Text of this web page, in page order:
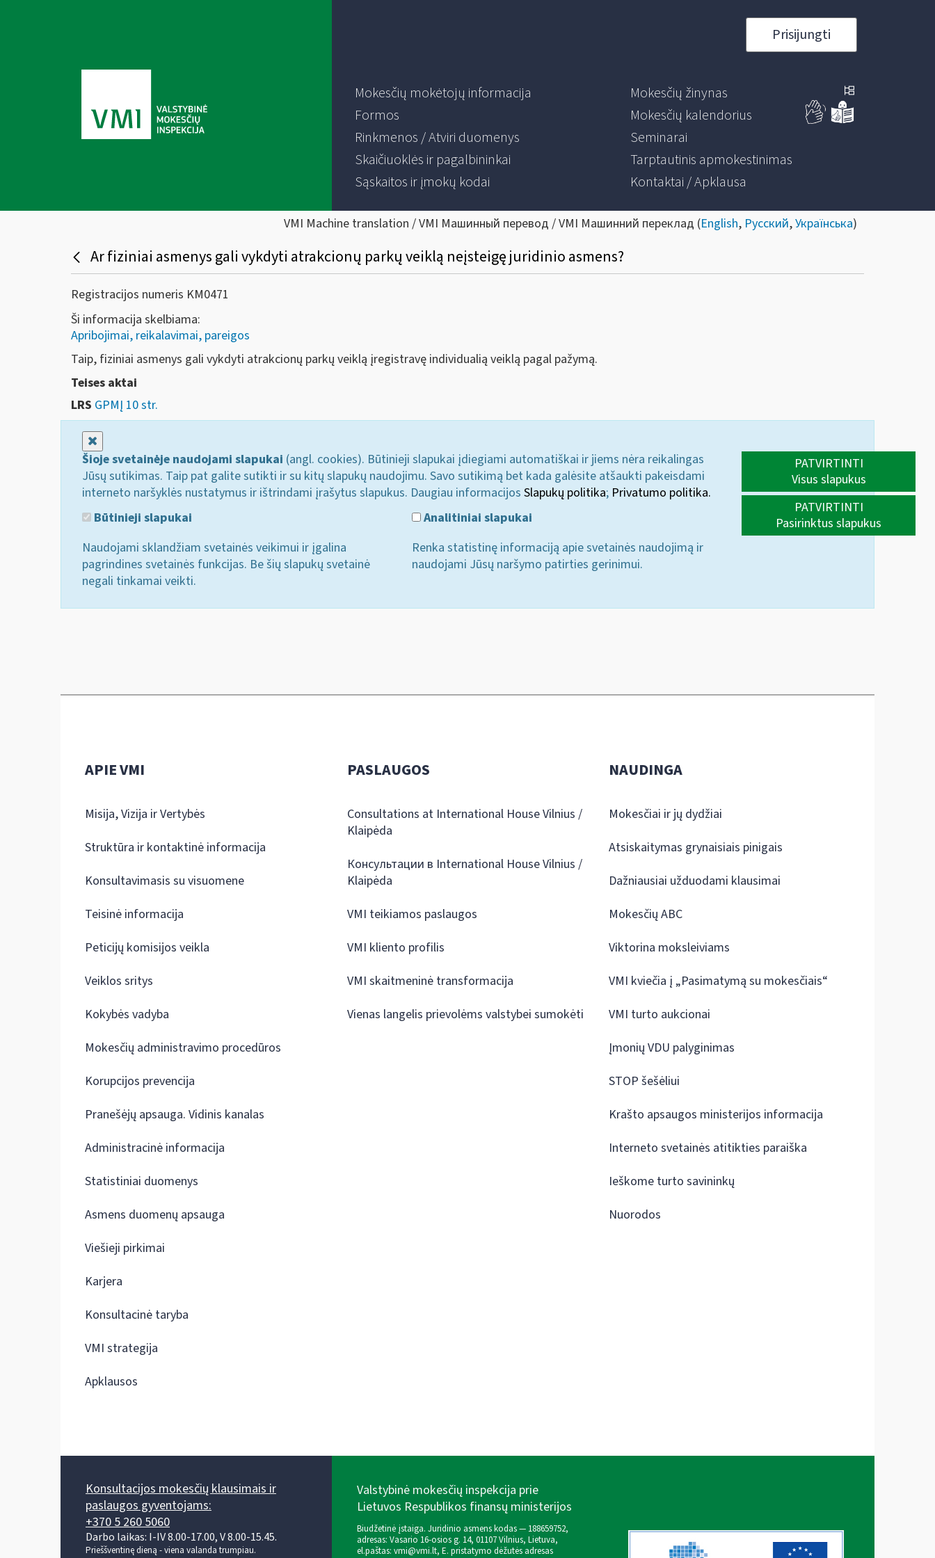
Prisijungti
Mokesčių mokėtojų informacija
Formos
Rinkmenos / Atviri duomenys
Skaičiuoklės ir pagalbininkai
Sąskaitos ir įmokų kodai
Mokesčių žinynas
Mokesčių kalendorius
Seminarai
Tarptautinis apmokestinimas
Kontaktai / Apklausa
VMI Machine translation / VMI Машинный перевод / VMI Машинний переклад (English, Русский,Українська)
Ar fiziniai asmenys gali vykdyti atrakcionų parkų veiklą neįsteigę juridinio asmens?
Registracijos numeris KM0471
Ši informacija skelbiama:
Apribojimai, reikalavimai, pareigos
Taip, fiziniai asmenys gali vykdyti atrakcionų parkų veiklą įregistravę individualią veiklą pagal pažymą.
Teises aktai
LRS GPMĮ 10 str.
Šioje svetainėje naudojami slapukai (angl. cookies). Būtinieji slapukai įdiegiami automatiškai ir jiems nėra reikalingas
Jūsų sutikimas. Taip pat galite sutikti ir su kitų slapukų naudojimu. Savo sutikimą bet kada galėsite atšaukti pakeisdami
interneto naršyklės nustatymus ir ištrindami įrašytus slapukus. Daugiau informacijos Slapukų politika; Privatumo politika.
Būtinieji slapukai
Naudojami sklandžiam svetainės veikimui ir įgalina
pagrindines svetainės funkcijas. Be šių slapukų svetainė
negali tinkamai veikti.
Analitiniai slapukai
Renka statistinę informaciją apie svetainės naudojimą ir
naudojami Jūsų naršymo patirties gerinimui.
PATVIRTINTI
Visus slapukus
PATVIRTINTI
Pasirinktus slapukus
APIE VMI
Misija, Vizija ir Vertybės
Struktūra ir kontaktinė informacija
Konsultavimasis su visuomene
Teisinė informacija
Peticijų komisijos veikla
Veiklos sritys
Kokybės vadyba
Mokesčių administravimo procedūros
Korupcijos prevencija
Pranešėjų apsauga. Vidinis kanalas
Administracinė informacija
Statistiniai duomenys
Asmens duomenų apsauga
Viešieji pirkimai
Karjera
Konsultacinė taryba
VMI strategija
Apklausos
PASLAUGOS
Consultations at International House Vilnius /
Klaipėda
Консультации в International House Vilnius /
Klaipėda
VMI teikiamos paslaugos
VMI kliento profilis
VMI skaitmeninė transformacija
Vienas langelis prievolėms valstybei sumokėti
NAUDINGA
Mokesčiai ir jų dydžiai
Atsiskaitymas grynaisiais pinigais
Dažniausiai užduodami klausimai
Mokesčių ABC
Viktorina moksleiviams
VMI kviečia į „Pasimatymą su mokesčiais“
VMI turto aukcionai
Įmonių VDU palyginimas
STOP šešėliui
Krašto apsaugos ministerijos informacija
Interneto svetainės atitikties paraiška
Ieškome turto savininkų
Nuorodos
Konsultacijos mokesčių klausimais ir
paslaugos gyventojams:
+370 5 260 5060
Darbo laikas: I-IV 8.00-17.00, V 8.00-15.45.
Prieššventinę dieną - viena valanda trumpiau.
Valstybinė mokesčių inspekcija prie
Lietuvos Respublikos finansų ministerijos
Biudžetinė įstaiga. Juridinio asmens kodas — 188659752,
adresas: Vasario 16-osios g. 14, 01107 Vilnius, Lietuva,
el.paštas: vmi@vmi.lt, E. pristatymo dėžutės adresas